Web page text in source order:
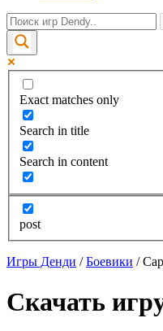
Exact matches only
Search in title
Search in content
post
Игры Денди /Боевики /
Скачать